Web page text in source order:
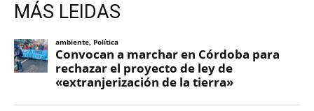
MÁS LEIDAS